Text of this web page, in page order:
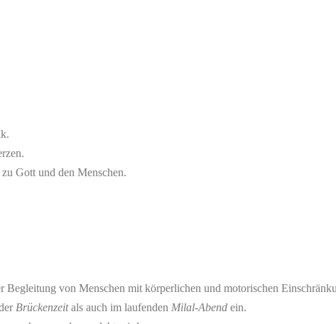
Gott und den Menschen.
von Menschen mit körperlichen und motorischen
Brückenzeitals auch im laufenden Milal-Abend ein.